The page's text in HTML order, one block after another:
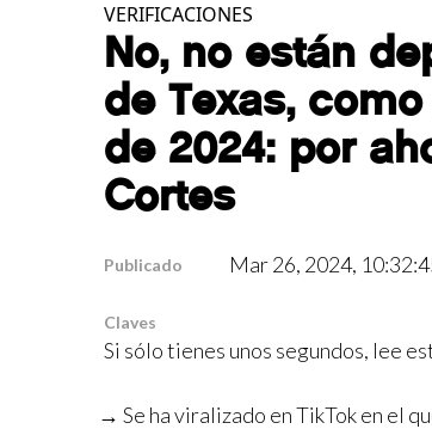
VERIFICACIONES
No, no están
de Texas,
de 2024: por
Cortes
Publicado Mar 26, 2024,
Claves
Si sólo tienes unos segundos, lee
Se ha viralizado en TikTok en el